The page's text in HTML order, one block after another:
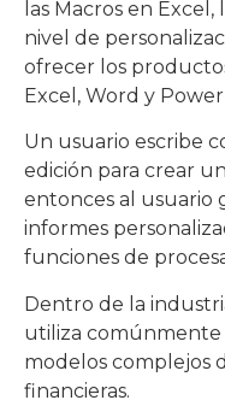
las Macros en
nivel de
ofrecer los
Excel, Word y
Un usuario escribe
edición para crear
entonces al usuario
informes
funciones de
Dentro de la
utiliza comúnmente
modelos complejos
financieras.